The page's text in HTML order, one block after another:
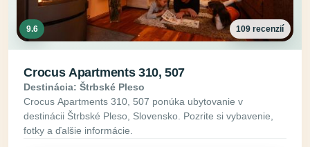
9.6 109 recenzií
Crocus Apartments 310, 507
Destinácia: Štrbské Pleso
Crocus Apartments 310, 507 ponúka ubytovanie v
destinácii Štrbské Pleso, Slovensko. Pozrite si vybavenie,
fotky a ďalšie informácie.